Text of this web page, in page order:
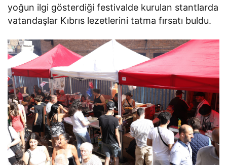
yoğun ilgi gösterdiği festivalde kurulan stantlarda
vatandaşlar Kıbrıs lezetlerini tatma fırsatı buldu.